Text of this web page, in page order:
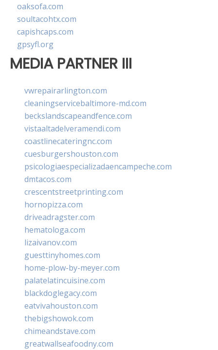
oaksofa.com
soultacohtx.com
capishcaps.com
gpsyfl.org
MEDIA PARTNER III
vwrepairarlington.com
cleaningservicebaltimore-md.com
beckslandscapeandfence.com
vistaaltadelveramendi.com
coastlinecateringnc.com
cuesburgershouston.com
psicologiaespecializadaencampeche.com
dmtacos.com
crescentstreetprinting.com
hornopizza.com
driveadragster.com
hematologa.com
lizaivanov.com
guesttinyhomes.com
home-plow-by-meyer.com
palatelatincuisine.com
blackdoglegacy.com
eatvivahouston.com
thebigshowok.com
chimeandstave.com
greatwallseafoodny.com